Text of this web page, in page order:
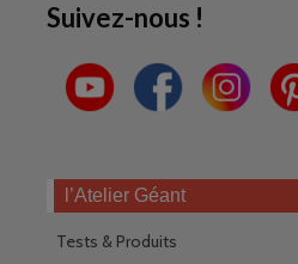
Suivez-nous !
l’Atelier Géant
Tests & Produits